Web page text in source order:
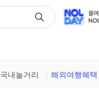
국내놀거리 해외여행혜택